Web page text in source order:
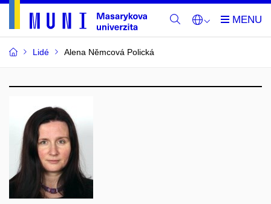
Lidé Alena Němcová Polická